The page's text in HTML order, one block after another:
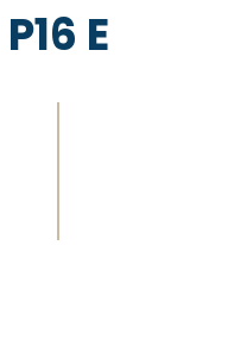
P16 E